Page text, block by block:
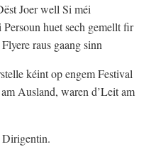
Joer well Si méi
huet sech gemellt fir
raus gaang sinn
kéint op engem Festival
Ausland, waren d’Leit am